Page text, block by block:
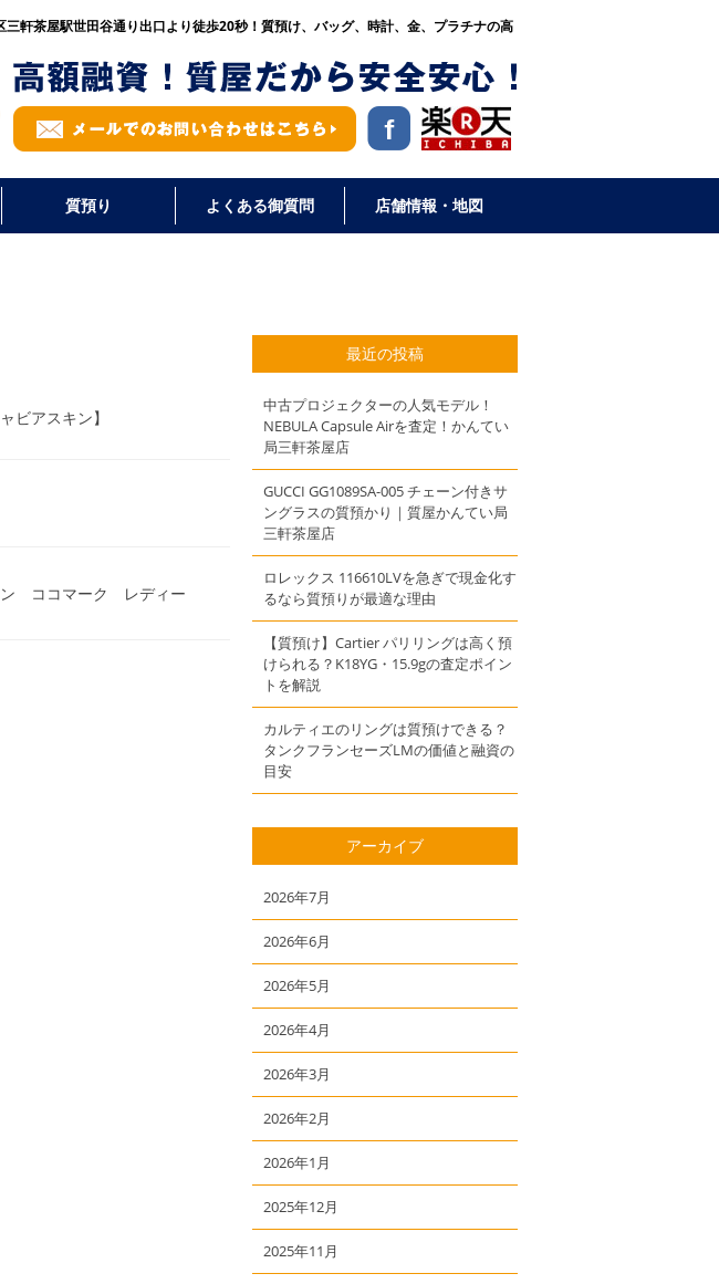
軒茶屋駅世田谷通り出口より徒歩20秒！ 質預け、バッグ、時計、金、プラチナの高
質預り よくある御質問 店舗情報・地図
アスキン】
ン ココマーク レディー
最近の投稿
中古プロジェクターの人気モデル！
NEBULA Capsule Airを査定！かんてい
局三軒茶屋店
GUCCI GG1089SA-005 チェーン付きサ
ングラスの質預かり｜質屋かんてい局
三軒茶屋店
ロレックス 116610LVを急ぎで現金化す
るなら質預りが最適な理由
【質預け】Cartier パリリングは高く預
けられる？K18YG・15.9gの査定ポイン
トを解説
カルティエのリングは質預けできる？
タンクフランセーズLMの価値と融資の
目安
アーカイブ
2026年7月
2026年6月
2026年5月
2026年4月
2026年3月
2026年2月
2026年1月
2025年12月
2025年11月